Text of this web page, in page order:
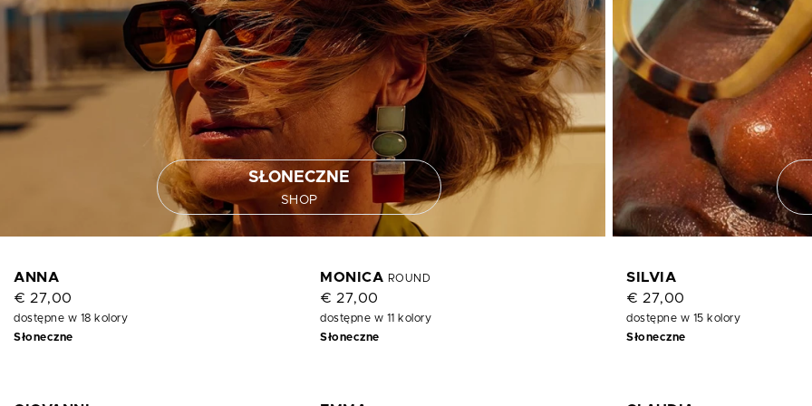
SŁONECZNE
SHOP
ANNA
€ 27,00
dostępne w 18 kolory
Słoneczne
MONICA ROUND
€ 27,00
dostępne w 11 kolory
Słoneczne
SILVIA
€ 27,00
dostępne w 15 kolory
Słoneczne